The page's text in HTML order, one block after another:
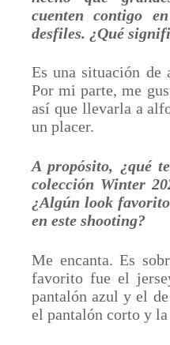
cuenten contigo
desfiles. ¿Qué
Es una situación de
Por mi parte, me
así que llevarla a
un placer.
A propósito, ¿qué
colección Winter
¿Algún look
en este shooting?
Me encanta. Es
favorito fue el
pantalón azul y el
el pantalón corto y